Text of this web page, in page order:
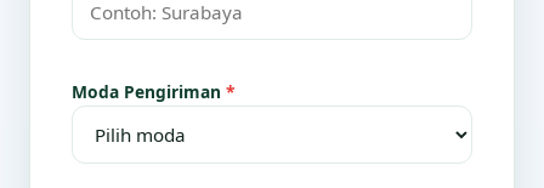
Moda Pengiriman *